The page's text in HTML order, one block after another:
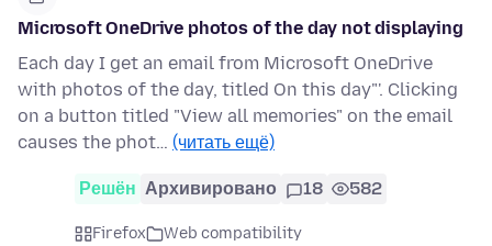
Microsoft OneDrive photos of the day not displaying
Each day I get an email from Microsoft OneDrive
with photos of the day, titled On this day"'. Clicking
on a button titled "View all memories" on the email
causes the phot… (читать ещё)
Решён Архивировано 18 582
Firefox
Web compatibility